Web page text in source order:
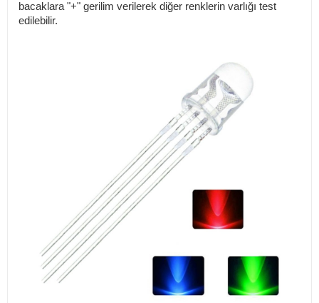
bacaklara "+" gerilim verilerek diğer renklerin varlığı test
edilebilir.